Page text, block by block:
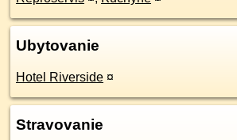
Ubytovanie
Hotel Riverside ¤
Stravovanie